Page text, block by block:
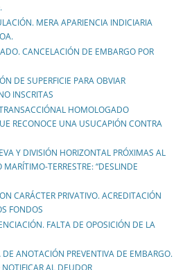
MERA APARIENCIA INDICIARIA
CANCELACIÓN DE EMBARGO POR
DE SUPERFICIE PARA OBVIAR
INSCRITAS
HOMOLOGADO
RECONOCE UNA USUCAPIÓN CONTRA
Y DIVISIÓN HORIZONTAL PRÓXIMAS AL
TERRESTRE: “DESLINDE
CARÁCTER PRIVATIVO. ACREDITACIÓN
FONDOS
FALTA DE OPOSICIÓN DE LA
ANOTACIÓN PREVENTIVA DE EMBARGO.
AL DEUDOR